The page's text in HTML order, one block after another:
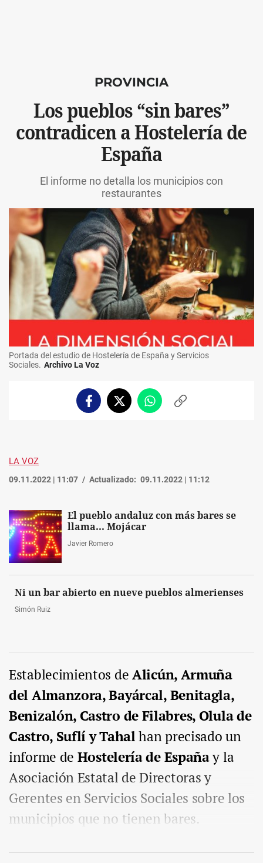
PROVINCIA
Los pueblos “sin bares”
contradicen a Hostelería de
España
El informe no detalla los municipios con
restaurantes
Portada del estudio de Hostelería de España y Servicios
Sociales. Archivo La Voz
FacebookTwitterWhatsappCopiar
LA VOZ
09.11.2022 | 11:07 Actualizado: 09.11.2022 | 11:12
El pueblo andaluz con más bares se
llama... Mojácar
Javier Romero
Ni un bar abierto en nueve pueblos almerienses
Simón Ruiz
Establecimientos deAlicún, Armuña
del Almanzora, Bayárcal, Benitagla,
Benizalón, Castro de Filabres, Olula de
Castro, Suflí y Tahalhan precisado un
informe de Hostelería de Españay la
Asociación Estatal de Directoras y
Gerentes en Servicios Sociales sobre los
municipios que no tienen bares.